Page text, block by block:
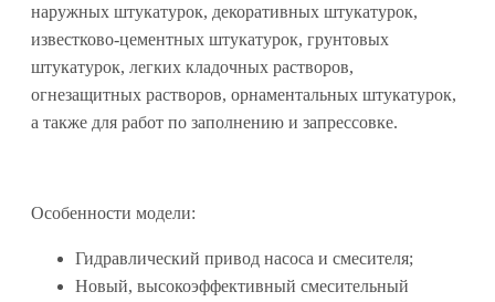
наружных штукатурок, декоративных штукатурок,
известково-цементных штукатурок, грунтовых
штукатурок, легких кладочных растворов,
огнезащитных растворов, орнаментальных штукатурок,
а также для работ по заполнению и запрессовке.
Особенности модели:
Гидравлический привод насоса и смесителя;
Новый, высокоэффективный смесительный